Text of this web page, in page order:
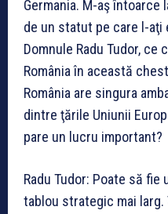
Germania. M-aş întoarce
de un statut pe care l-aţi
Domnule Radu Tudor,
România în această
România are singura
dintre ţările Uniunii
pare un lucru important?
Radu Tudor: Poate să
tablou strategic mai larg.